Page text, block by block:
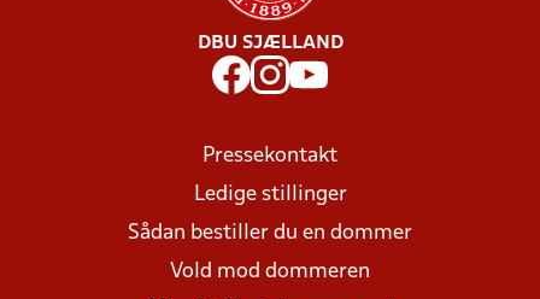
DBU SJÆLLAND
Pressekontakt
Ledige stillinger
Sådan bestiller du en dommer
Vold mod dommeren